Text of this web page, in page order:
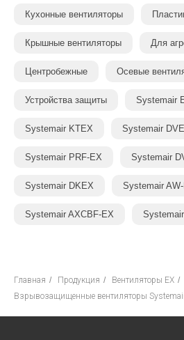
Кухонные вентиляторы
Крышные вентиляторы Для
Центробежные Осевые
Устройства защиты Systemair
Systemair KTEX Systemair
Systemair PRF-EX Systemair
Systemair DKEX Systemair
Systemair AXCBF-EX
Главная / Продукция / Вентиляторы EX /
Взрывозащищенные вентиляторы